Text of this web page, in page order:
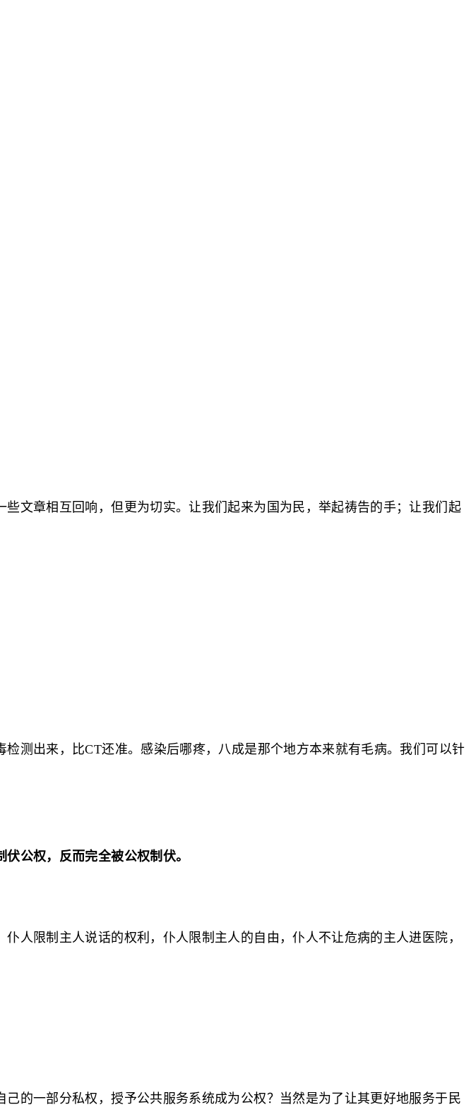
文章相互回响，但更为切实。让我们起来为国为民，举起祷告的手；让我们起
测出来，比CT还准。感染后哪疼，八成是那个地方本来就有毛病。我们可以针
公权，反而完全被公权制伏。
人限制主人说话的权利，仆人限制主人的自由，仆人不让危病的主人进医院，
的一部分私权，授予公共服务系统成为公权？当然是为了让其更好地服务于民